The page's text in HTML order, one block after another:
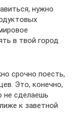
нужно
в твой город
срочно поесть,
Это, конечно,
не сделаешь
к заветной